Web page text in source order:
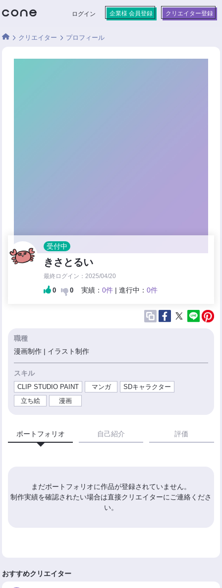
ログイン 企業様 会員登録 クリエイター登録
クリエイター プロフィール
受付中
きさとるい
最終ログイン：2025/04/20
0 0 実績：0件 | 進行中：0件
職種
漫画制作 | イラスト制作
スキル
CLIP STUDIO PAINT マンガ
SDキャラクター
立ち絵
漫画
ポートフォリオ 自己紹介 評価
まだポートフォリオに作品が登録されていません。
制作実績を確認されたい場合は直接クリエイターにご連絡くださ
い。
おすすめクリエイター